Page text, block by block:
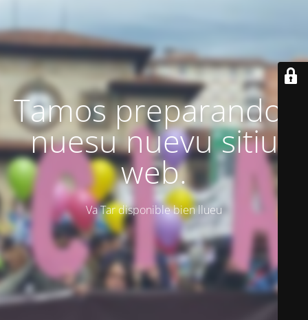
Tamos preparando'l
nuesu nuevu sitiu
web.
Va Tar disponible bien llueu